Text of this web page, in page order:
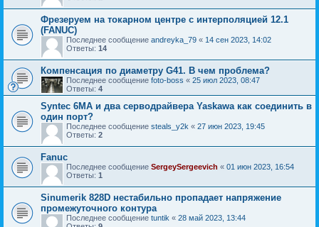
Фрезеруем на токарном центре с интерполяцией 12.1
(FANUC)
Последнее сообщение andreyka_79 « 14 сен 2023, 14:02
Ответы: 14
Компенсация по диаметру G41. В чем проблема?
Последнее сообщение foto-boss « 25 июл 2023, 08:47
Ответы: 4
Syntec 6MA и два серводрайвера Yaskawa как соединить в
один порт?
Последнее сообщение steals_y2k « 27 июн 2023, 19:45
Ответы: 2
Fanuc
Последнее сообщение SergeySergeevich « 01 июн 2023, 16:54
Ответы: 1
Sinumerik 828D нестабильно пропадает напряжение
промежуточного контура
Последнее сообщение tuntik « 28 май 2023, 13:44